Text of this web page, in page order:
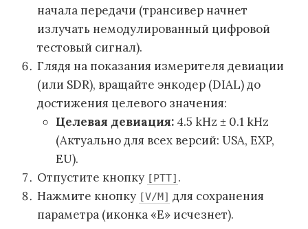
начала передачи (трансивер начнет
излучать немодулированный цифровой
тестовый сигнал).
Глядя на показания измерителя девиации
(или SDR), вращайте энкодер (DIAL) до
достижения целевого значения:
Целевая девиация: 4.5 kHz ± 0.1 kHz
(Актуально для всех версий: USA, EXP,
EU).
Отпустите кнопку [PTT] .
Нажмите кнопку [V/M] для сохранения
параметра (иконка «E» исчезнет).